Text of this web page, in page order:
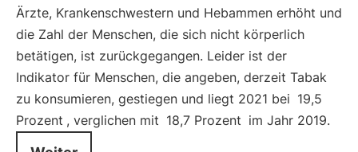
Ärzte, Krankenschwestern und Hebammen erhöht und
die Zahl der Menschen, die sich nicht körperlich
betätigen, ist zurückgegangen. Leider ist der
Indikator für Menschen, die angeben, derzeit Tabak
zu konsumieren, gestiegen und liegt 2021 bei 19,5
Prozent , verglichen mit 18,7 Prozent im Jahr 2019.